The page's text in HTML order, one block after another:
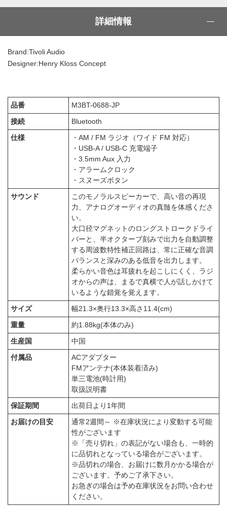
詳細情報
Brand:Tivoli Audio
Designer:Henry Kloss Concept
品番
M3BT-0688-JP
接続
Bluetooth
仕様
・AM / FM ラジオ（ワイド FM 対応）
・USB-A / USB-C 充電端子
・3.5mm Aux 入力
・アラームクロック
・スヌーズボタン
サウンド
このモノラルスピーカーで、高い音の再現
力、アナログオーディオの真髄を体感くださ
い。
大口径マグネットのロングストロークドライ
バーと、半オクターブ刻みで出力を自動調整
する周波数特性補正回路は、常に正確な音調
バランスと深みのある低音を出力します。
柔らかい音色は耳疲れを起こしにくく、ラジ
オからの声は、まるで真横で人が話しかけて
いるような錯覚を覚えます。
サイズ
幅21.3×奥行13.3×高さ11.4(cm)
重量
約1.88kg(本体のみ)
生産国
中国
付属品
ACアダプター
FMアンテナ(本体装着済み)
単三電池(時計用)
取扱説明書
保証期間
出荷日より1年間
お届けの目安
通常2週間～ ※在庫状況により変動する可能
性がございます
※「売り切れ」の表記がない場合も、一時的
に品切れとなっている場合がございます。
※品切れの場合、お届けに数月かかる場合が
ございます。予めご了承下さい。
お急ぎの場合は予め在庫状況をお問い合わせ
ください。